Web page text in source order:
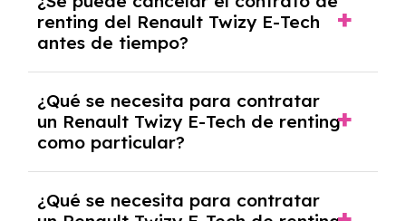
tendrás que pagar ningún tipo de entrada
salvo en casos que lo exija el proveedor
debido al resultado del estudio de viabilidad
económica.
renting del Renault Twizy E-Tech
antes de tiempo?
pero puede haber penalizaciones por
cancelación anticipada. Es importante revisar
las condiciones del contrato y hablar con un
experto que te asesore.
¿Qué se necesita para contratar
un Renault Twizy E-Tech de renting
como particular?
y, en algunos casos, una consulta de solvencia
¿Qué se necesita para contratar